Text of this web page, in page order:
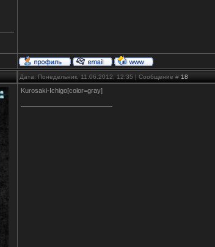
Дата: Понедельник, 11.06.2012, 12:35 | Сообщение # 18
Kurosaki-Ichigo[color=gray]